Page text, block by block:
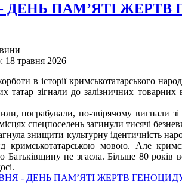
- ДЕНЬ ПАМ’ЯТІ
18 травня 2026
в історії кримськотатарського
татар зігнали до залізничних товарних
пограбували, по-звірячому
спецпоселень загинули тисячі
знищити культурну ідентичність
кримськотатарською мовою. Але
Батьківщину не згасла. Більше 80
- ДЕНЬ ПАМ’ЯТІ ЖЕРТВ